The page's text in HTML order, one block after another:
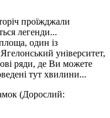
проїжджали
легенди...
один із
університет,
ряди, де Ви можете
тут хвилини...
(Дорослий: